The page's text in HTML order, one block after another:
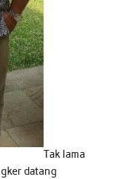
Tak lama
datang